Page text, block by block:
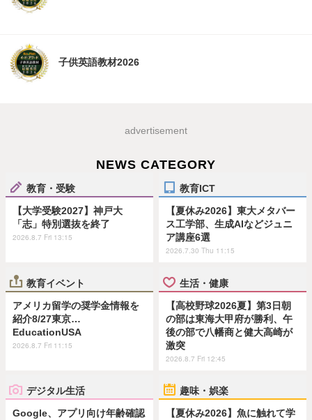
子供英語教材2026
advertisement
NEWS CATEGORY
教育・受験
【大学受験2027】神戸大
「志」特別選抜を終了
2026.8.7 Fri 13:15
教育ICT
【夏休み2026】東大メタバー
ス工学部、生成AIなどジュニ
ア講座6選
2026.7.30 Thu 11:15
教育イベント
アメリカ留学の奨学金情報を
紹介8/27東京…
EducationUSA
2026.8.7 Fri 11:15
生活・健康
【高校野球2026夏】第3日朝
の部は東海大甲府が勝利、午
後の部で八幡商と健大高崎が
激突
2026.8.7 Fri 12:45
デジタル生活
Google、アプリ向け年齢確認
趣味・娯楽
【夏休み2026】魚に触れて学